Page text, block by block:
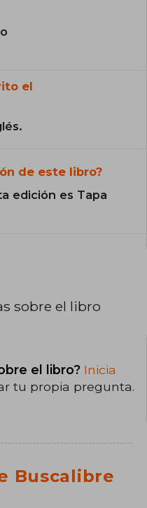
el
de este libro?
edición es Tapa
sobre el libro
el libro? Inicia
tu propia pregunta.
Buscalibre